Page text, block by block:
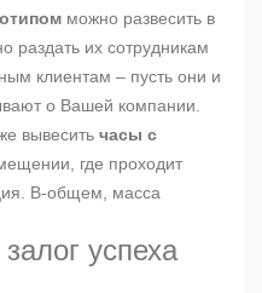
можно развесить в
их сотрудникам
клиентам – пусть они и
о Вашей компании.
вывесить часы с
где проходит
В-общем, масса
успеха